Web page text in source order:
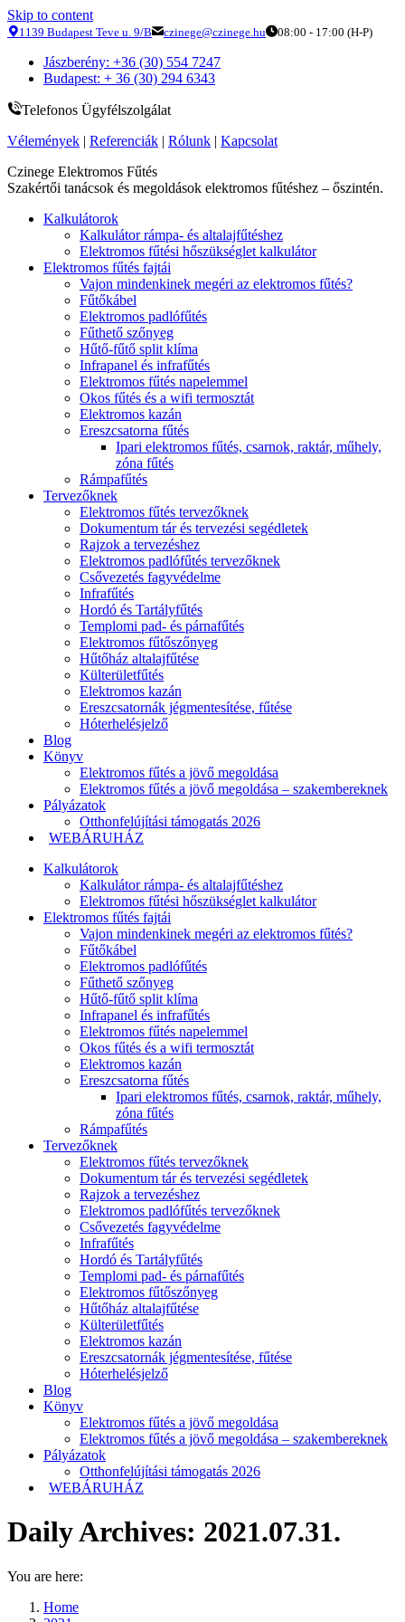
Skip to content
1139 Budapest Teve u. 9/B czinege@czinege.hu 08:00 - 17:00 (H-P)
Jászberény: +36 (30) 554 7247
Budapest: + 36 (30) 294 6343
Telefonos Ügyfélszolgálat
Vélemények | Referenciák | Rólunk | Kapcsolat
Czinege Elektromos Fűtés
Szakértői tanácsok és megoldások elektromos fűtéshez – őszintén.
Kalkulátorok
Kalkulátor rámpa- és altalajfűtéshez
Elektromos fűtési hőszükséglet kalkulátor
Elektromos fűtés fajtái
Vajon mindenkinek megéri az elektromos fűtés?
Fűtőkábel
Elektromos padlófűtés
Fűthető szőnyeg
Hűtő-fűtő split klíma
Infrapanel és infrafűtés
Elektromos fűtés napelemmel
Okos fűtés és a wifi termosztát
Elektromos kazán
Ereszcsatorna fűtés
Ipari elektromos fűtés, csarnok, raktár, műhely,
zóna fűtés
Rámpafűtés
Tervezőknek
Elektromos fűtés tervezőknek
Dokumentum tár és tervezési segédletek
Rajzok a tervezéshez
Elektromos padlófűtés tervezőknek
Csővezetés fagyvédelme
Infrafűtés
Hordó és Tartályfűtés
Templomi pad- és párnafűtés
Elektromos fűtőszőnyeg
Hűtőház altalajfűtése
Külterületfűtés
Elektromos kazán
Ereszcsatornák jégmentesítése, fűtése
Hóterhelésjelző
Blog
Könyv
Elektromos fűtés a jövő megoldása
Elektromos fűtés a jövő megoldása – szakembereknek
Pályázatok
Otthonfelújítási támogatás 2026
WEBÁRUHÁZ
Kalkulátorok
Kalkulátor rámpa- és altalajfűtéshez
Elektromos fűtési hőszükséglet kalkulátor
Elektromos fűtés fajtái
Vajon mindenkinek megéri az elektromos fűtés?
Fűtőkábel
Elektromos padlófűtés
Fűthető szőnyeg
Hűtő-fűtő split klíma
Infrapanel és infrafűtés
Elektromos fűtés napelemmel
Okos fűtés és a wifi termosztát
Elektromos kazán
Ereszcsatorna fűtés
Ipari elektromos fűtés, csarnok, raktár, műhely,
zóna fűtés
Rámpafűtés
Tervezőknek
Elektromos fűtés tervezőknek
Dokumentum tár és tervezési segédletek
Rajzok a tervezéshez
Elektromos padlófűtés tervezőknek
Csővezetés fagyvédelme
Infrafűtés
Hordó és Tartályfűtés
Templomi pad- és párnafűtés
Elektromos fűtőszőnyeg
Hűtőház altalajfűtése
Külterületfűtés
Elektromos kazán
Ereszcsatornák jégmentesítése, fűtése
Hóterhelésjelző
Blog
Könyv
Elektromos fűtés a jövő megoldása
Elektromos fűtés a jövő megoldása – szakembereknek
Pályázatok
Otthonfelújítási támogatás 2026
WEBÁRUHÁZ
Daily Archives: 2021.07.31.
You are here:
Home